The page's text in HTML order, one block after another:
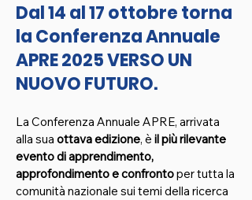
Dal 14 al 17 ottobre torna
la Conferenza Annuale
APRE 2025 VERSO UN
NUOVO FUTURO.
La Conferenza Annuale APRE, arrivata
alla sua ottava edizione, è il più rilevante
evento di apprendimento,
approfondimento e confrontoper tutta la
comunità nazionale sui temi della ricerca